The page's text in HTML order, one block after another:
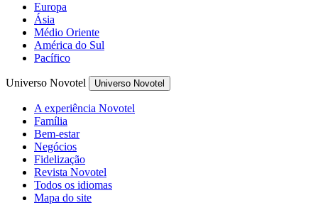
Europa
Ásia
Médio Oriente
América do Sul
Pacífico
Universo Novotel Universo Novotel
A experiência Novotel
Família
Bem-estar
Negócios
Fidelização
Revista Novotel
Todos os idiomas
Mapa do site